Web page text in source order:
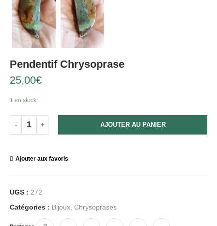
Pendentif Chrysoprase
25,00€
1 en stock
AJOUTER AU PANIER
Ajouter aux favoris
UGS : 272
Catégories : Bijoux Chrysoprases